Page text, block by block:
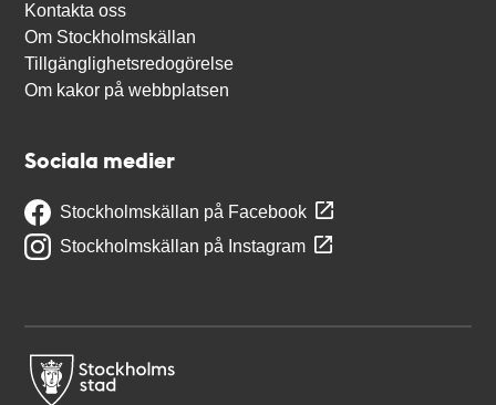
Kontakta oss
Om Stockholmskällan
Tillgänglighetsredogörelse
Om kakor på webbplatsen
Sociala medier
Stockholmskällan på Facebook
Stockholmskällan på Instagram